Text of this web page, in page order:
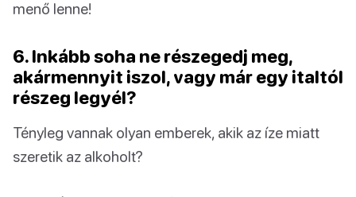
menő lenne!
6. Inkább soha ne részegedj meg,
akármennyit iszol, vagy már egy italtól
részeg legyél?
Tényleg vannak olyan emberek, akik az íze miatt
szeretik az alkoholt?